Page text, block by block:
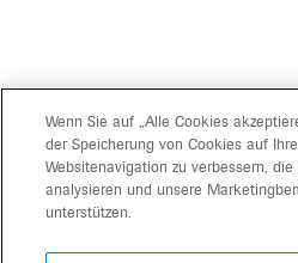
Wenn Sie auf „Alle Cookies
der Speicherung von Cookies auf
Websitenavigation zu verbessern, die
analysieren und unsere
unterstützen.